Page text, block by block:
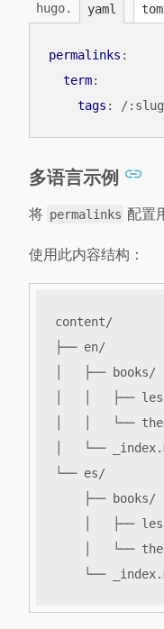
hugo. yaml
permalinks :
term:
tags : /
多语言示例
将 permalinks 配置
使用此内容结构：